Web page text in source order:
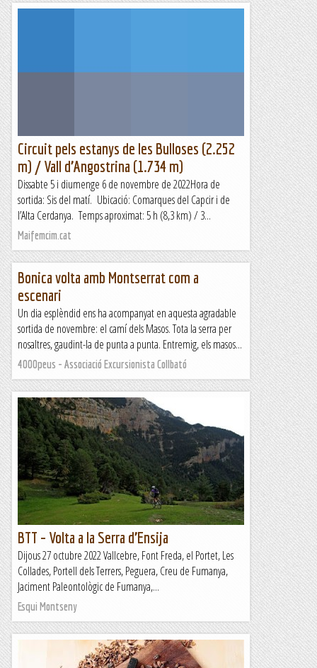
Circuit pels estanys de les Bulloses (2.252
m) / Vall d’Angostrina (1.734 m)
Dissabte 5 i diumenge 6 de novembre de 2022Hora de
sortida: Sis del matí. Ubicació: Comarques del Capcir i de
l’Alta Cerdanya. Temps aproximat: 5 h (8,3 km) / 3...
Maifemcim.cat
Bonica volta amb Montserrat com a
escenari
Un dia esplèndid ens ha acompanyat en aquesta agradable
sortida de novembre: el camí dels Masos. Tota la serra per
nosaltres, gaudint-la de punta a punta. Entremig, els masos...
4000peus - Associació Excursionista Collbató
BTT – Volta a la Serra d’Ensija
Dijous 27 octubre 2022 Vallcebre, Font Freda, el Portet, Les
Collades, Portell dels Terrers, Peguera, Creu de Fumanya,
Jaciment Paleontològic de Fumanya,...
Esqui Montseny